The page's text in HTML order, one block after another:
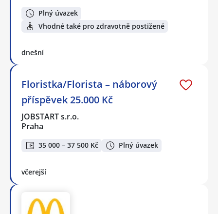
Plný úvazek
Vhodné také pro zdravotně postižené
dnešní
Floristka/Florista – náborový
příspěvek 25.000 Kč
JOBSTART s.r.o.
Praha
35 000 – 37 500 Kč Plný úvazek
včerejší